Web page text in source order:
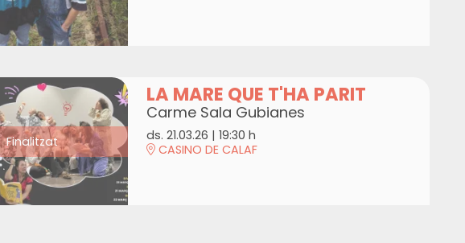
Finalitzat
LA MARE QUE T'HA PARIT
Carme Sala Gubianes
ds. 21.03.26 | 19:30 h
CASINO DE CALAF